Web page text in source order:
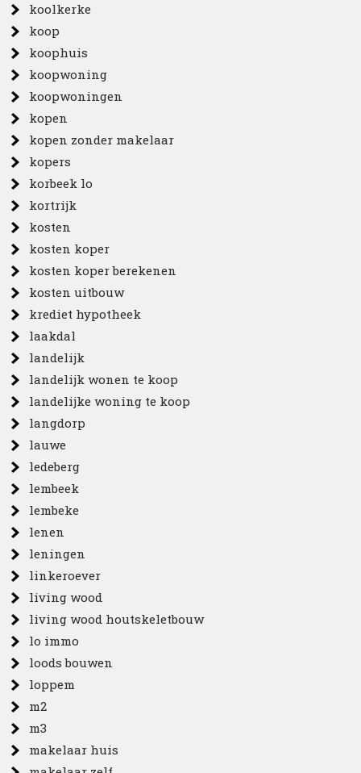
koolkerke
koop
koophuis
koopwoning
koopwoningen
kopen
kopen zonder makelaar
kopers
korbeek lo
kortrijk
kosten
kosten koper
kosten koper berekenen
kosten uitbouw
krediet hypotheek
laakdal
landelijk
landelijk wonen te koop
landelijke woning te koop
langdorp
lauwe
ledeberg
lembeek
lembeke
lenen
leningen
linkeroever
living wood
living wood houtskeletbouw
lo immo
loods bouwen
loppem
m2
m3
makelaar huis